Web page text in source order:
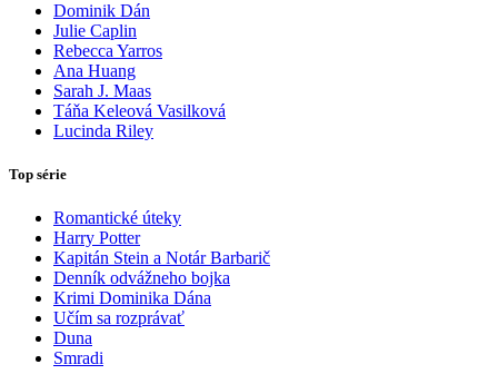
Dominik Dán
Julie Caplin
Rebecca Yarros
Ana Huang
Sarah J. Maas
Táňa Keleová Vasilková
Lucinda Riley
Top série
Romantické úteky
Harry Potter
Kapitán Stein a Notár Barbarič
Denník odvážneho bojka
Krimi Dominika Dána
Učím sa rozprávať
Duna
Smradi